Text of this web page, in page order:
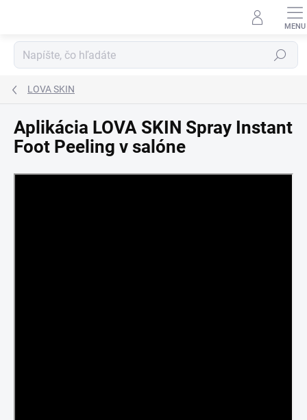
Hľadať
LOVA SKIN
Aplikácia LOVA SKIN Spray Instant
Foot Peeling v salóne